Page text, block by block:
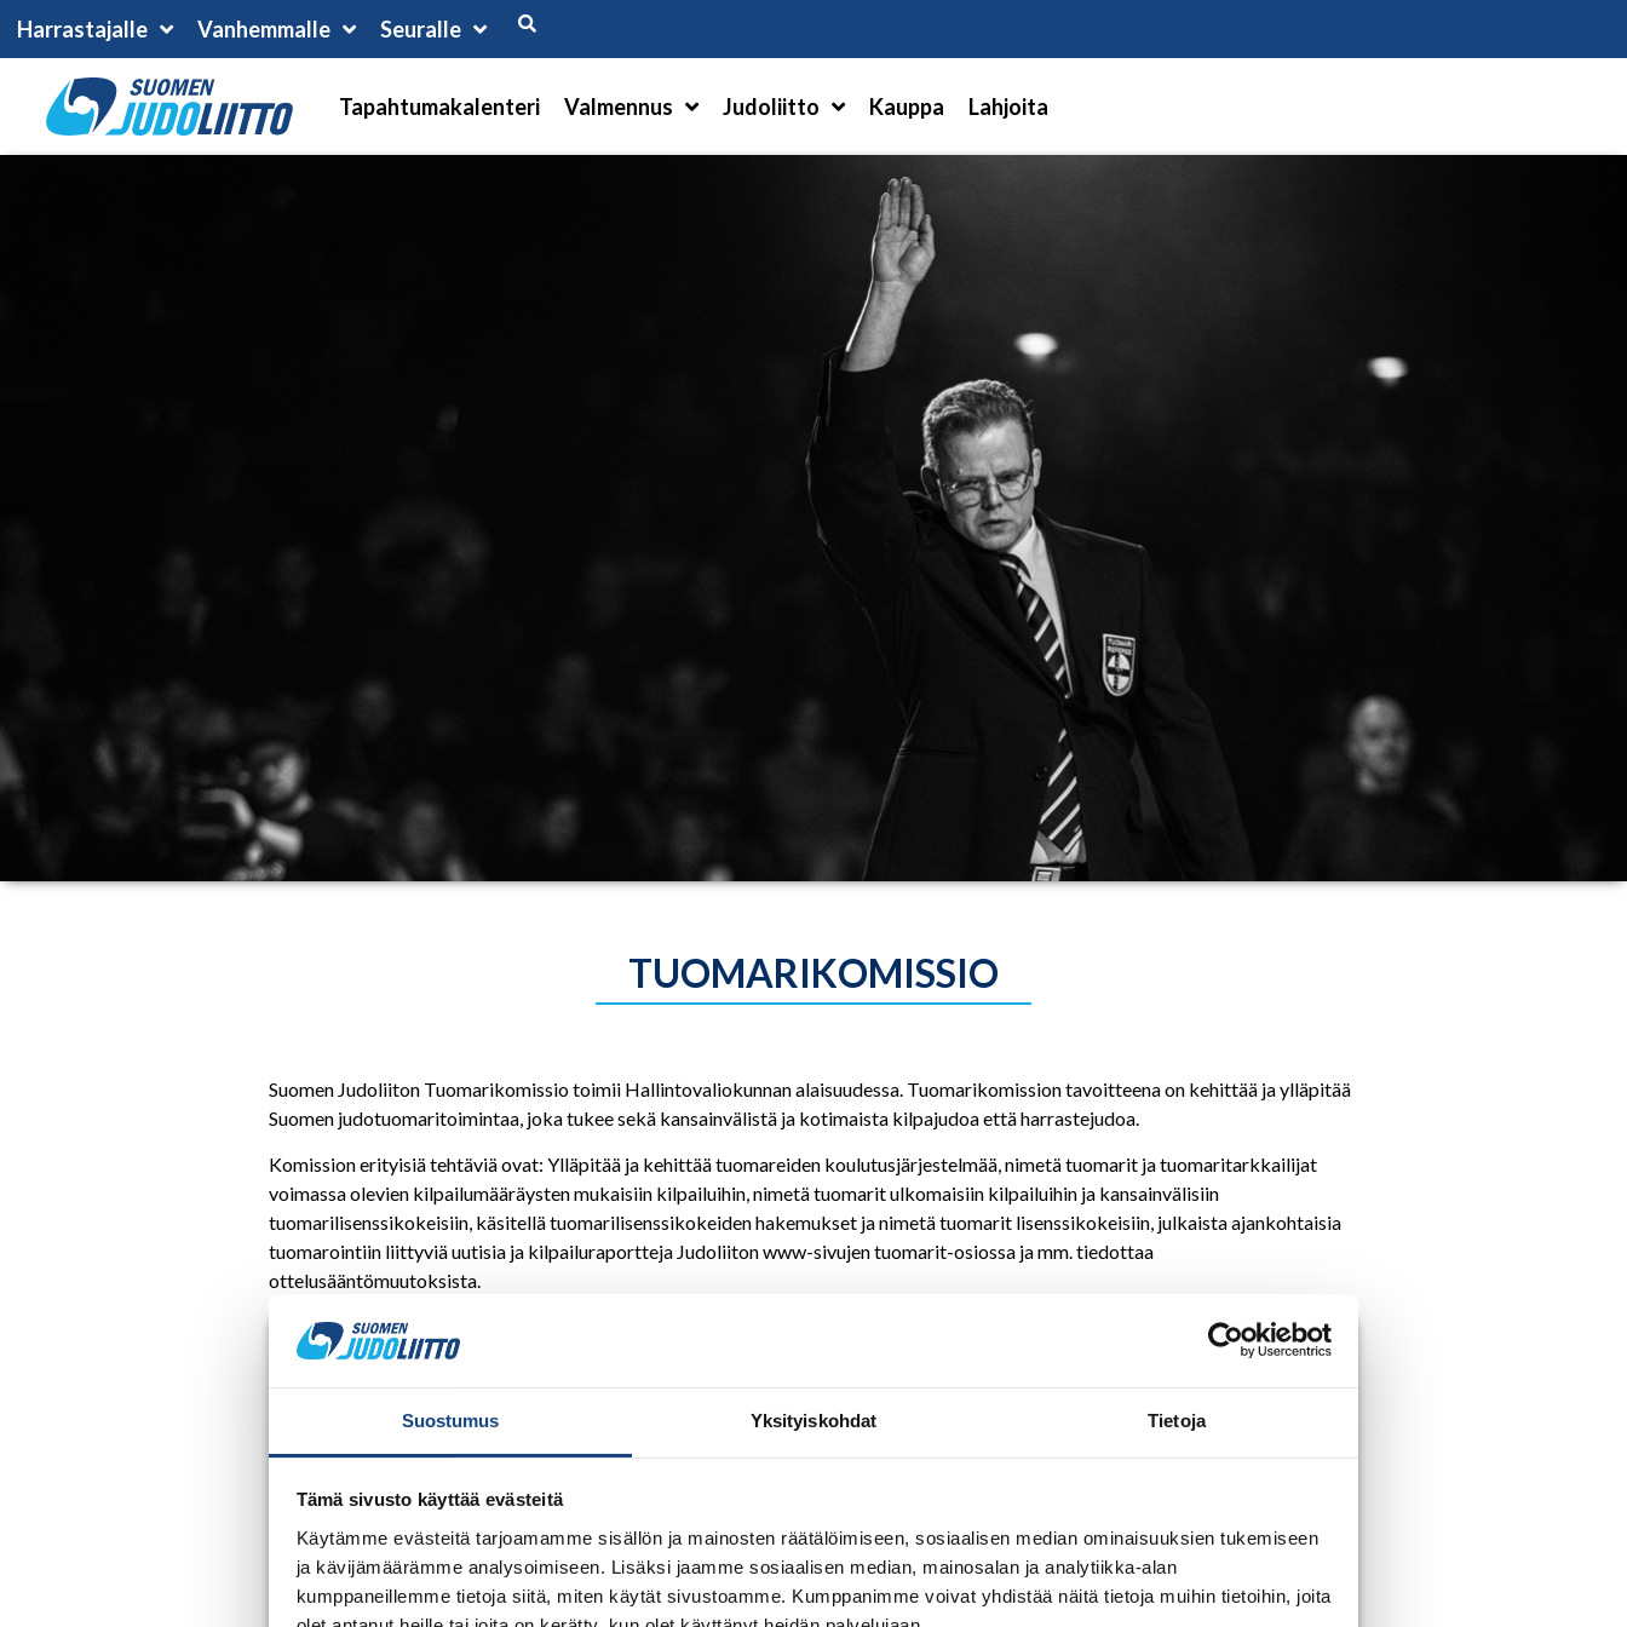
Suostumus Yksityiskohdat Tietoja
Tämä sivusto käyttää evästeitä
Käytämme evästeitä tarjoamamme sisällön ja mainosten räätälöimiseen, sosiaalisen median ominaisuuksien tukemiseen
ja kävijämäärämme analysoimiseen. Lisäksi jaamme sosiaalisen median, mainosalan ja analytiikka-alan
kumppaneillemme tietoja siitä, miten käytät sivustoamme. Kumppanimme voivat yhdistää näitä tietoja muihin tietoihin, joita
Harrastajalle Vanhemmalle Seuralle
Tapahtumakalenteri Valmennus Judoliitto Kauppa Lahjoita
TUOMARIKOMISSIO
Suomen Judoliiton Tuomarikomissio toimii Hallintovaliokunnan alaisuudessa. Tuomarikomission tavoitteena on kehittää ja ylläpitää
Suomen judotuomaritoimintaa, joka tukee sekä kansainvälistä ja kotimaista kilpajudoa että harrastejudoa.
Komission erityisiä tehtäviä ovat: Ylläpitää ja kehittää tuomareiden koulutusjärjestelmää, nimetä tuomarit ja tuomaritarkkailijat
voimassa olevien kilpailumääräysten mukaisiin kilpailuihin, nimetä tuomarit ulkomaisiin kilpailuihin ja kansainvälisiin
tuomarilisenssikokeisiin, käsitellä tuomarilisenssikokeiden hakemukset ja nimetä tuomarit lisenssikokeisiin, julkaista ajankohtaisia
tuomarointiin liittyviä uutisia ja kilpailuraportteja Judoliiton www-sivujen tuomarit-osiossa ja mm. tiedottaa
ottelusääntömuutoksista.
Tuomarikomissio
Suomen Judoliiton Tuomarikomissio toimii Hallintovaliokunnan alaisuudessa. Tuomarikomission tavoitteena on kehittää ja
ylläpitää Suomen judotuomaritoimintaa, joka tukee sekä kansainvälistä ja kotimaista kilpajudoa että harrastejudoa.
Komission erityisiä tehtäviä ovat:
Ylläpitää ja kehittää tuomareiden koulutusjärjestelmää.
Nimetä tuomarit ja tuomaritarkkailijat voimassa olevien kilpailumääräysten mukaisiin kilpailuihin.
Nimetä tuomarit ulkomaisiin kilpailuihin ja kansainvälisiin tuomarilisenssikokeisiin.